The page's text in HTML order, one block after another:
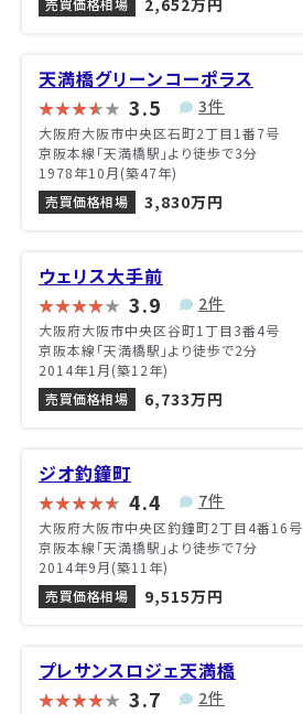
売買価格相場 2,652万円
天満橋グリーンコーポラス
3.5 3件
大阪府大阪市中央区石町2丁目1番7号
京阪本線「天満橋駅」より徒歩で3分
1978年10月(築47年)
売買価格相場
3,830万円
ウェリス大手前
3.9 2件
大阪府大阪市中央区谷町1丁目3番4号
京阪本線「天満橋駅」より徒歩で2分
2014年1月(築12年)
売買価格相場
6,733万円
ジオ釣鐘町
4.4 7件
大阪府大阪市中央区釣鐘町2丁目4番16号
京阪本線「天満橋駅」より徒歩で7分
2014年9月(築11年)
売買価格相場
9,515万円
プレサンスロジェ天満橋
3.7 2件